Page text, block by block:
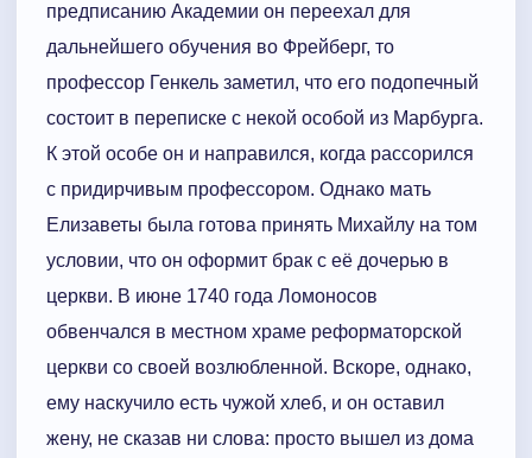
предписанию Академии он переехал для
дальнейшего обучения во Фрейберг, то
профессор Генкель заметил, что его подопечный
состоит в переписке с некой особой из Марбурга.
К этой особе он и направился, когда рассорился
с придирчивым профессором. Однако мать
Елизаветы была готова принять Михайлу на том
условии, что он оформит брак с её дочерью в
церкви. В июне 1740 года Ломоносов
обвенчался в местном храме реформаторской
церкви со своей возлюбленной. Вскоре, однако,
ему наскучило есть чужой хлеб, и он оставил
жену, не сказав ни слова: просто вышел из дома